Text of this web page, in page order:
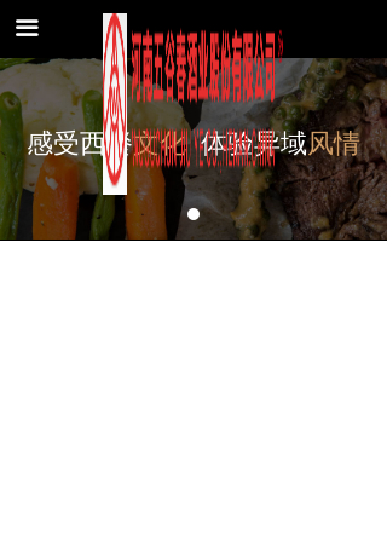
끀
首页
关于我们
热门菜品
新闻中心
联系我们
感受西餐文化体验异域风情